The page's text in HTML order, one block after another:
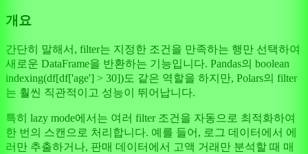
개요
간단히 말해서, filter는 지정한 조건을 만족하는 행만 선택하여
새로운 DataFrame을 반환하는 기능입니다. Pandas의 boolean
indexing(df[df['age'] > 30])도 같은 역할을 하지만, Polars의 filter
는 훨씬 직관적이고 성능이 뛰어납니다.
특히 lazy mode에서는 여러 filter 조건을 자동으로 최적화하여
한 번의 스캔으로 처리합니다. 예를 들어, 로그 데이터에서 에
러만 추출하거나, 판매 데이터에서 고액 거래만 분석할 때 매